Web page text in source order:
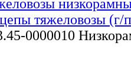
тяжеловозы (г/
0000010